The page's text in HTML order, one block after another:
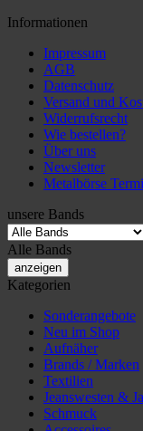
Informationen
Impressum
AGB
Datenschutz
Versand und
Widerrufsrecht
Wie bestellen?
Über uns
Newsletter
Metalbörse
unsere Bands
Alle Bands
anzeigen
Kategorien
Sonderangebote
Neu im Shop
Aufnäher
Brands / Marken
Textilien
Jeanswesten &
Schmuck